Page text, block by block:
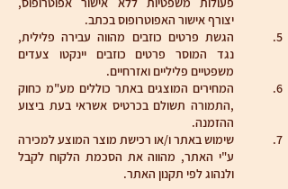
יצורף אישור האפוטרופוס בכתב.
הגשת פרטים כוזבים מהווה עבירה פלילית,
נגד המוסר פרטים כוזבים יינקטו צעדים
משפטיים פליליים ואזרחיים.
המחירים המוצגים באתר כוללים מע"מ כחוק
,התמורה תשולם בכרטיס אשראי בעת ביצוע
ההזמנה.
שימוש באתר ו/או רכישת מוצר המוצע למכירה
ע"י האתר, מהווה את הסכמת הלקוח לקבל
ולנהוג לפי תקנון האתר.